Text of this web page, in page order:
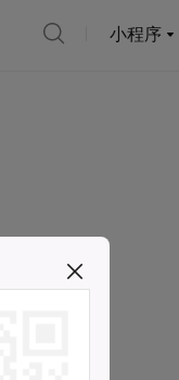
小程序